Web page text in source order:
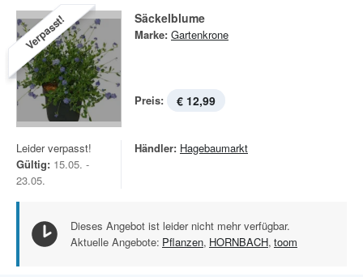
Verpasst! Säckelblume
Marke: Gartenkrone
Preis: € 12,99
Leider verpasst!
Gültig: 15.05. -
23.05.
Händler: Hagebaumarkt
Dieses Angebot ist leider nicht mehr verfügbar.
Aktuelle Angebote: Pflanzen, HORNBACH, toom